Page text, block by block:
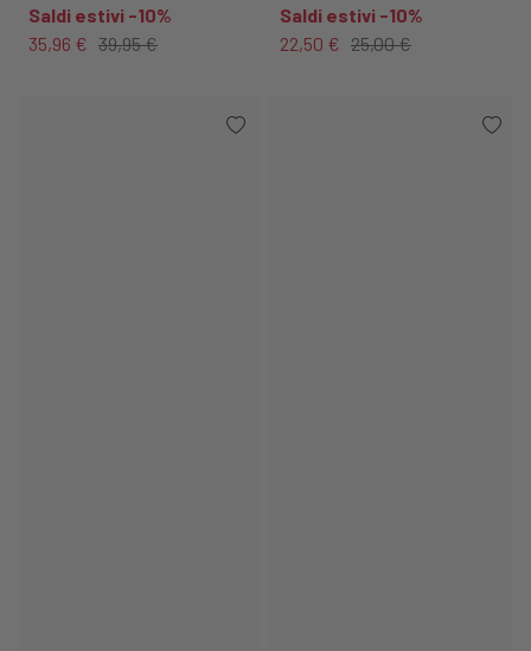
Saldi estivi -10%
35,96 € 39,95 €
Saldi estivi -10%
22,50 € 25,00 €